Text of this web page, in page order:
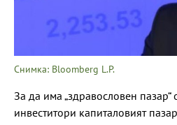
Снимка: Bloomberg L.P.
За да има „здравословен
инвеститори капиталовият